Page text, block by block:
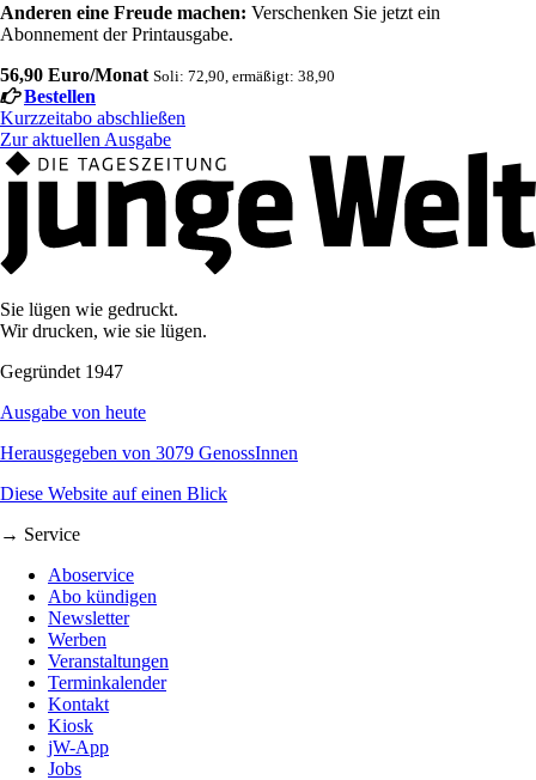
Anderen eine Freude machen: Verschenken Sie jetzt ein
Abonnement der Printausgabe.
56,90 Euro/Monat Soli: 72,90, ermäßigt: 38,90
Bestellen
Kurzzeitabo abschließen
Zur aktuellen Ausgabe
Sie lügen wie gedruckt.
Wir drucken, wie sie lügen.
Gegründet 1947
Ausgabe von heute
Herausgegeben von 3079 GenossInnen
Diese Website auf einen Blick
→ Service
Aboservice
Abo kündigen
Newsletter
Werben
Veranstaltungen
Terminkalender
Kontakt
Kiosk
jW-App
Jobs